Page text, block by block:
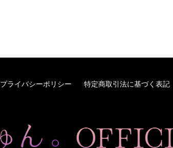
プライバシーポリシー 特定商取引法に基づく表記